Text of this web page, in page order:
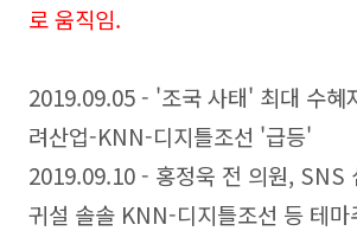
로 움직임.
2019.09.05 - '조국 사태' 최대 수혜
려산업-KNN-디지틀조선 '급등'
2019.09.10 - 홍정욱 전 의원, SNS
귀설 솔솔 KNN-디지틀조선 등 테마